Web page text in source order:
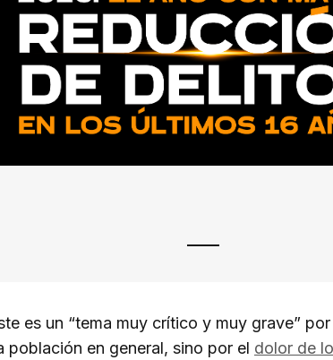
es un “tema muy crítico y muy grave”
población en general, sino por el dolor de